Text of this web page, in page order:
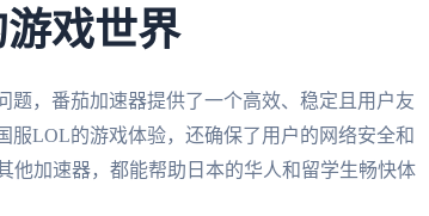
戏世界
，番茄加速器提供了一个高效、稳定且用户友
服LOL的游戏体验，还确保了用户的网络安全和
他加速器，都能帮助日本的华人和留学生畅快体